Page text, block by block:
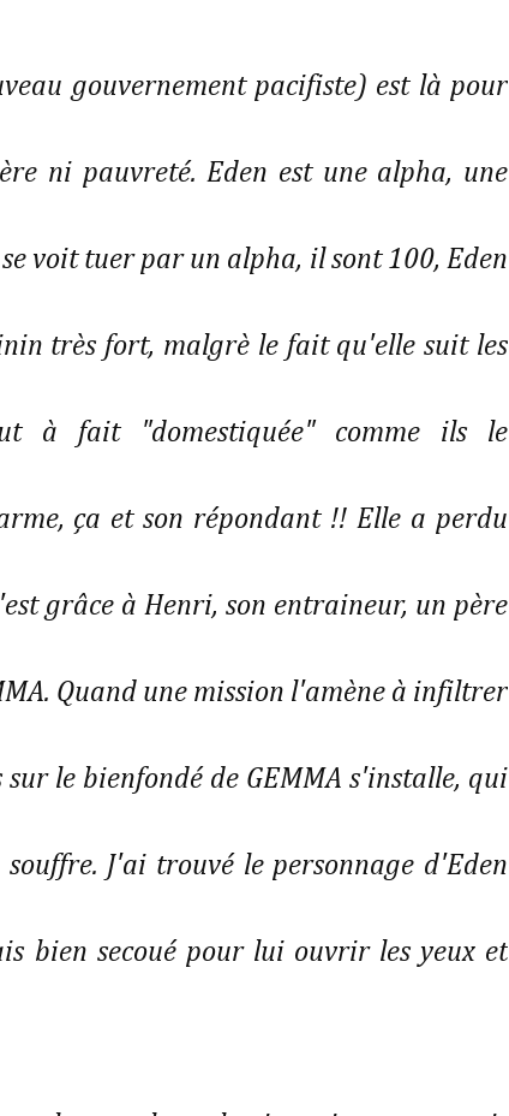
gouvernement pacifiste) est là pour
ni pauvreté. Eden est une alpha, une
voit tuer par un alpha, il sont 100, Eden
très fort, malgrè le fait qu'elle suit les
à fait "domestiquée" comme ils le
ça et son répondant !! Elle a perdu
grâce à Henri, son entraineur, un père
Quand une mission l'amène à infiltrer
le bienfondé de GEMMA s'installe, qui
J'ai trouvé le personnage d'Eden
bien secoué pour lui ouvrir les yeux et